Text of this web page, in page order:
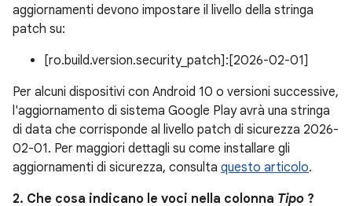
aggiornamenti devono impostare il livello della stringa
patch su:
[ro.build.version.security_patch]:[2026-02-01]
Per alcuni dispositivi con Android 10 o versioni successive,
l'aggiornamento di sistema Google Play avrà una stringa
di data che corrisponde al livello patch di sicurezza 2026-
02-01. Per maggiori dettagli su come installare gli
aggiornamenti di sicurezza, consulta questo articolo.
2. Che cosa indicano le voci nella colonna Tipo ?